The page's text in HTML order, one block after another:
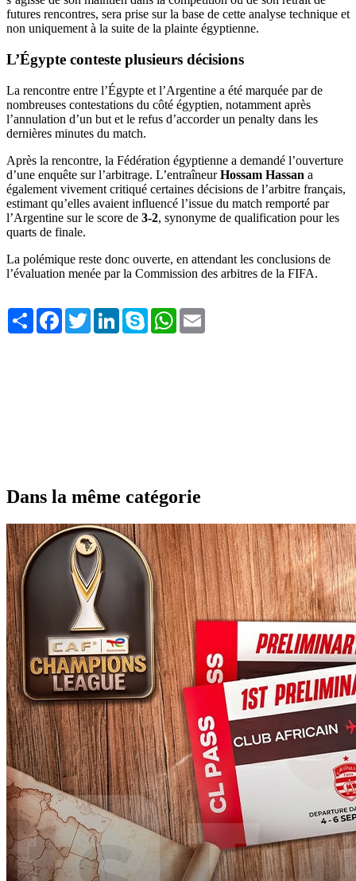
futures rencontres, sera prise sur la base de cette analyse technique et
non uniquement à la suite de la plainte égyptienne.
L’Égypte conteste plusieurs décisions
La rencontre entre l’Égypte et l’Argentine a été marquée par de
nombreuses contestations du côté égyptien, notamment après
l’annulation d’un but et le refus d’accorder un penalty dans les
dernières minutes du match.
Après la rencontre, la Fédération égyptienne a demandé l’ouverture
d’une enquête sur l’arbitrage. L’entraîneurHossam Hassan a
également vivement critiqué certaines décisions de l’arbitre français,
estimant qu’elles avaient influencé l’issue du match remporté par
l’Argentine sur le score de 3-2, synonyme de qualification pour les
quarts de finale.
La polémique reste donc ouverte, en attendant les conclusions de
l’évaluation menée par la Commission des arbitres de la FIFA.
Share FacebookTwitterLinkedInSkype WhatsApp
Dans la même catégorie